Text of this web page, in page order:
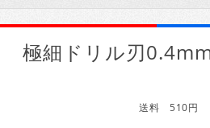
極細ドリル刃
送料 510円